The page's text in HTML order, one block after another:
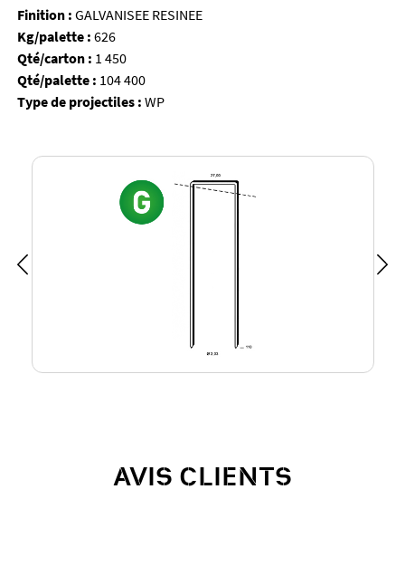
Finition : GALVANISEE RESINEE
Kg/palette : 626
Qté/carton : 1 450
Qté/palette : 104 400
Type de projectiles : WP
AVIS CLIENTS